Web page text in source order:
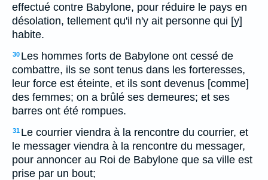
effectué contre Babylone, pour réduire le pays en
désolation, tellement qu'il n'y ait personne qui [y]
habite.
30 Les hommes forts de Babylone ont cessé de
combattre, ils se sont tenus dans les forteresses,
leur force est éteinte, et ils sont devenus [comme]
des femmes; on a brûlé ses demeures; et ses
barres ont été rompues.
31 Le courrier viendra à la rencontre du courrier, et
le messager viendra à la rencontre du messager,
pour annoncer au Roi de Babylone que sa ville est
prise par un bout;